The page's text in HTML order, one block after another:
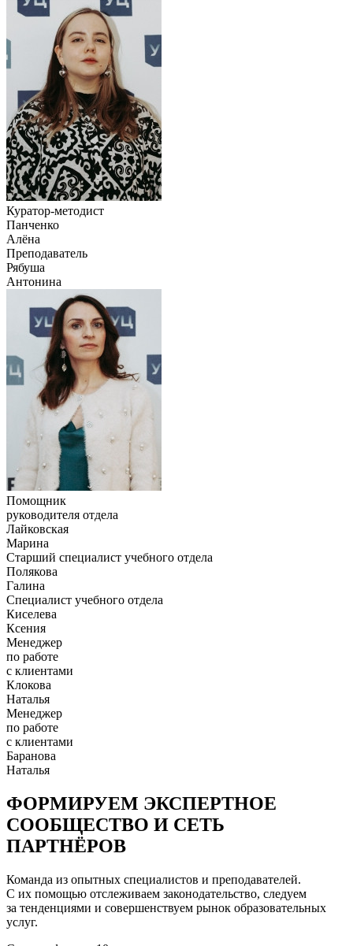
Куратор-методист
Панченко
Алёна
Преподаватель
Рябуша
Антонина
Помощник
руководителя отдела
Лайковская
Марина
Старший специалист учебного отдела
Полякова
Галина
Специалист учебного отдела
Киселева
Ксения
Менеджер
по работе
с клиентами
Клокова
Наталья
Менеджер
по работе
с клиентами
Баранова
Наталья
ФОРМИРУЕМ ЭКСПЕРТНОЕ
СООБЩЕСТВО И СЕТЬ
ПАРТНЁРОВ
Команда из опытных специалистов и преподавателей.
С их помощью отслеживаем законодательство, следуем
за тенденциями и совершенствуем рынок образовательных
услуг.